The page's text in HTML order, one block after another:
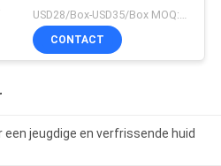
Lijnvuller 2ml omhoog
voor Neus
CONTACT
jeugdige en verfrissende huid